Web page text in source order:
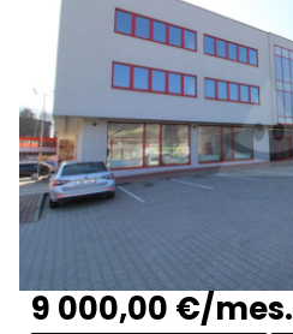
9 000,00 €/mes.